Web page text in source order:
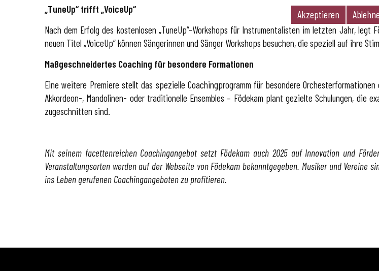
„TuneUp“ trifft „VoiceUp“
Nach dem Erfolg des kostenlosen „TuneUp“-Workshops für Instrumentalisten im letzten Jahr, legt
neuen Titel „VoiceUp“ können Sängerinnen und Sänger Workshops besuchen, die speziell auf ihre
Maßgeschneidertes Coaching für besondere Formationen
Eine weitere Premiere stellt das spezielle Coachingprogramm für besondere Orchesterformationen
Akkordeon-, Mandolinen- oder traditionelle Ensembles – Födekam plant gezielte Schulungen, die
zugeschnitten sind.
Mit seinem facettenreichen Coachingangebot setzt Födekam auch 2025 auf Innovation und
Veranstaltungsorten werden auf der Webseite von Födekam bekanntgegeben. Musiker und Vereine
ins Leben gerufenen Coachingangeboten zu profitieren.
Akzeptieren